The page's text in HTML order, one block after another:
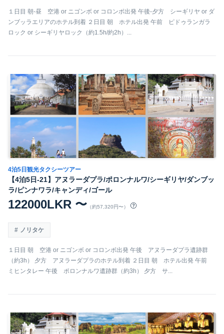
１日目 朝-昼 空港 or ニゴンボ or コロンボ出発 午後-夕方 シーギリヤ or ダ
ンブッラエリアのホテル到着 ２日目 朝 ホテル出発 午前 ピドゥランガラ
ロック or シーギリヤロック（約1.5h/約2h）...
4泊5日観光タクシーツアー
【4泊5日-21】アヌラーダプラ/ポロンナルワ/シーギリヤ/ダンブッ
ラ/ピンナワラ/キャンディ/ゴール
122000LKR 〜 （約57,320円〜）
ノリタケ
１日目 朝 空港 or ニゴンボ or コロンボ出発 午後 アヌラーダプラ遺跡群
（約3h） 夕方 アヌラーダプラのホテル到着 ２日目 朝 ホテル出発 午前
ミヒンタレー 午後 ポロンナルワ遺跡群（約3h） 夕方 サ...